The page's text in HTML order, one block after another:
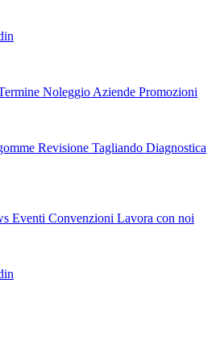
Noleggio Aziende Promozioni
Revisione Tagliando Diagnostica
Eventi Convenzioni Lavora con noi